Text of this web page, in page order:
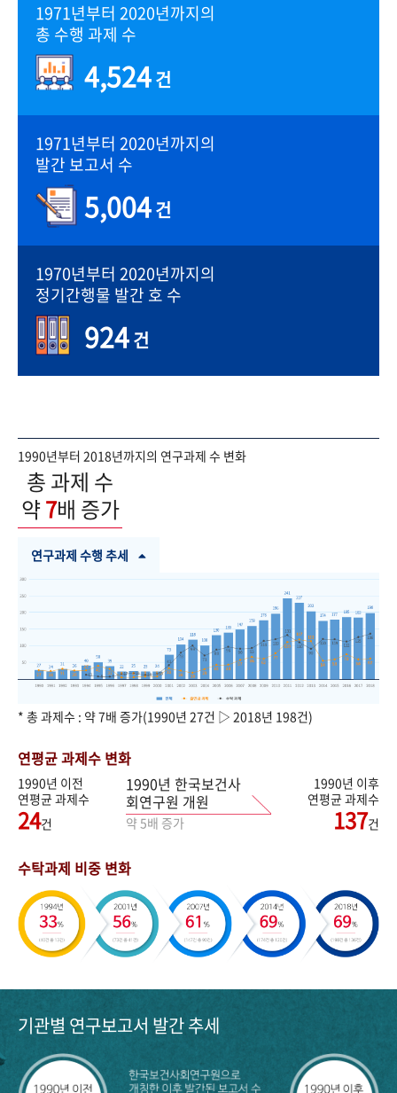
1971년부터 2020년까지의
총 수행 과제 수
4,524건
1971년부터 2020년까지의
발간 보고서 수
5,004건
1970년부터 2020년까지의
정기간행물 발간 호 수
924건
1990년부터 2018년까지의 연구과제 수 변화
총 과제 수
약7배 증가
연구과제 수행 추세
* 총 과제수 : 약 7배 증가(1990년 27건 ▷ 2018년 198건)
연평균 과제수 변화
1990년 이전
연평균 과제수
24건
1990년 한국보건사
회연구원 개원
약 5배 증가
1990년 이후
연평균 과제수
137건
수탁과제 비중 변화
기관별 연구보고서 발간 추세